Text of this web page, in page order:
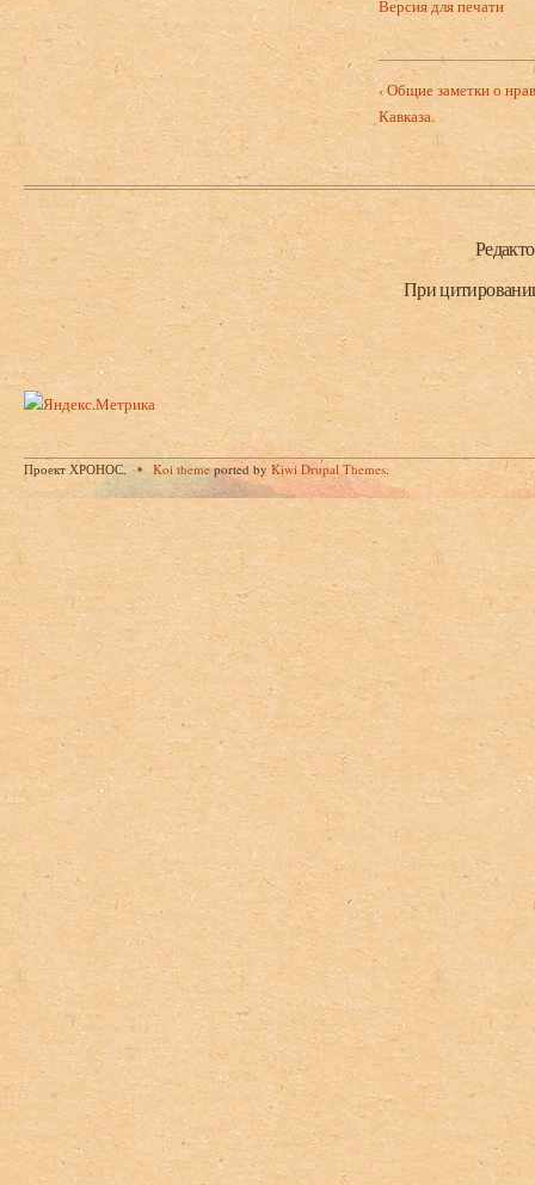
Версия для печати
‹ Общие заметки о
Кавказа.
Нижний колонтитул
При
Проект ХРОНОС. Koi themeported byKiwi Drupal Themes.